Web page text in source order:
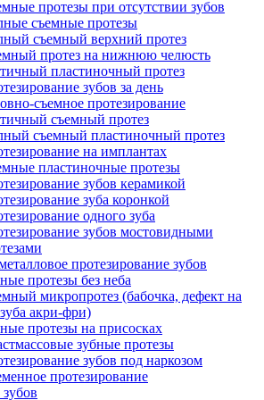
протезы при отсутствии зубов
съемные протезы
съемный верхний протез
протез на нижнюю челюсть
пластиночный протез
зубов за день
съемное протезирование
съемный протез
съемный пластиночный протез
на имплантах
пластиночные протезы
зубов керамикой
зуба коронкой
одного зуба
зубов мостовидными
протезирование зубов
протезы без неба
микропротез (бабочка, дефект на
акри-фри)
протезы на присосках
зубные протезы
зубов под наркозом
протезирование